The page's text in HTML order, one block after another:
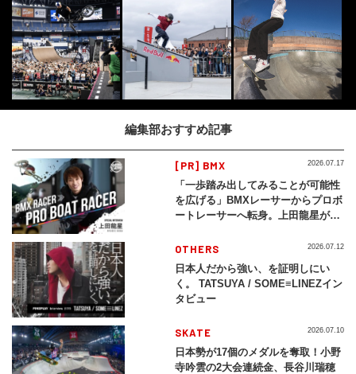
編集部おすすめ記事
[PR] BMX
「一歩踏み出してみることが可能性
を広げる」BMXレーサーからプロボ
ートレーサーへ転身。上田龍星が体
2026.07.17
OTHERS
日本人だから強い、を証明しにい
く。 TATSUYA / SOME≡LINEZイン
タビュー
2026.07.12
SKATE
日本勢が17個のメダルを奪取！小野
寺吟雲の2大会連続金、長谷川瑞穂
2026.07.10